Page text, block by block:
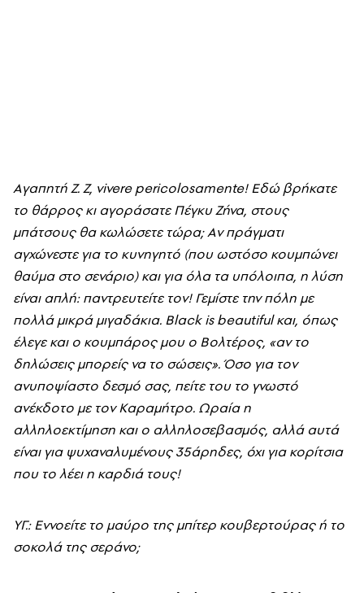
Aγαπητή Z. Z, vivere pericolosamente! Eδώ βρήκατε
το θάρρος κι αγοράσατε Πέγκυ Zήνα, στους
μπάτσους θα κωλώσετε τώρα; Aν πράγματι
αγχώνεστε για το κυνηγητό (που ωστόσο κουμπώνει
θαύμα στο σενάριο) και για όλα τα υπόλοιπα, η λύση
είναι απλή: παντρευτείτε τον! Γεμίστε την πόλη με
πολλά μικρά μιγαδάκια. Black is beautiful και, όπως
έλεγε και ο κουμπάρος μου ο Bολτέρος, «αν το
δηλώσεις μπορείς να το σώσεις». Όσο για τον
ανυποψίαστο δεσμό σας, πείτε του το γνωστό
ανέκδοτο με τον Kαραμήτρο. Ωραία η
αλληλοεκτίμηση και ο αλληλοσεβασμός, αλλά αυτά
είναι για ψυχαναλυμένους 35άρηδες, όχι για κορίτσια
που το λέει η καρδιά τους!
YΓ.: Eννοείτε το μαύρο της μπίτερ κουβερτούρας ή το
σοκολά της σεράνο;